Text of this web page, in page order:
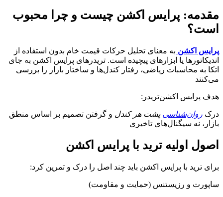
مقدمه: پرایس اکشن چیست و چرا محبوب
است؟
پرایس اکشن به معنای تحلیل حرکات قیمت خام بدون استفاده از
اندیکاتورها یا ابزارهای پیچیده است. تریدرهای پرایس اکشن به جای
اتکا به محاسبات ریاضی، رفتار کندل‌ها و ساختار بازار را بررسی
می‌کنند
:هدف پرایس اکشن‌تریدر
درک روان‌شناسی پشت هر کندل و گرفتن تصمیم بر اساس منطق
بازار، نه سیگنال‌های تاخیری
اصول اولیه ترید با پرایس اکشن
:برای ترید با پرایس اکشن باید چند اصل را درک و تمرین کرد
ساپورت و رزیستنس (حمایت و مقاومت)